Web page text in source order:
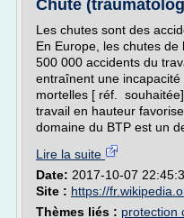
Chute
Les chutes sont des
En Europe, les chutes
500 000 accidents du
entraînent une
mortelles [ réf.
travail en hauteur
domaine du BTP est un
Lire la suite
Date: 2017-10-07
Site : https://
Thèmes liés : protection